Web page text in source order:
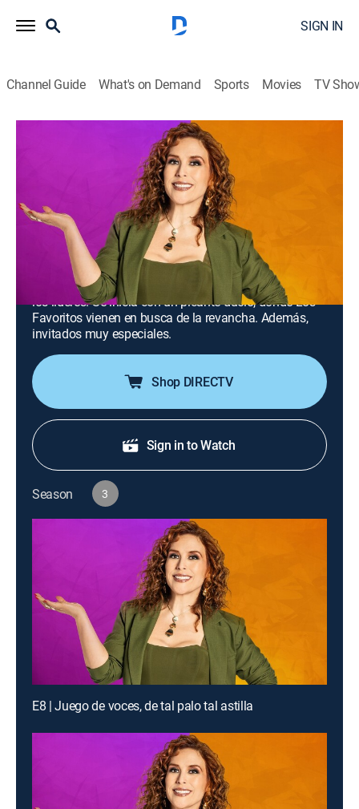
SIGN IN
Channel Guide What's on Demand Sports Movies TV
S3 E2 | Noche explosiva: emoción,
rivalidad y diversión
1h 23m
Game show, Entertainment, Music, Competition reality
Univision 2026
Disfruta de buena música, talento y emotivos
momentos. Esta noche Raúl y José Luis Roma serán
los líderes. Se inicia con un picante duelo, donde Los
Favoritos vienen en busca de la revancha. Además,
invitados muy especiales.
Shop DIRECTV
Sign in to Watch
Season 3
E8 | Juego de voces, de tal palo tal astilla